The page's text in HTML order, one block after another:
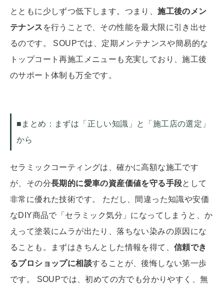
とともに少しずつ低下します。つまり、施工後のメン
テナンス を行うことで、その性能を最大限に引き出せ
るのです。 SOUPでは、定期メンテナンスや簡易的な
トップコート再施工メニューも充実しており、施工後
のサポート体制も万全です。
■まとめ：まずは「正しい知識」と「施工店の選定」
から
セラミックコーティングは、確かに高額な施工です
が、その分長期的に愛車の資産価値を守る手段として
非常に優れた技術です。 ただし、間違った知識や安価
なDIY商品で「セラミック気分」になってしまうと、か
えって塗装にムラが出たり、落ちない染みの原因にな
ることも。まずはきちんとした情報を得て、 信頼でき
るプロショップに相談することが、後悔しない第一歩
です。 SOUPでは、初めての方でも分かりやすく、無